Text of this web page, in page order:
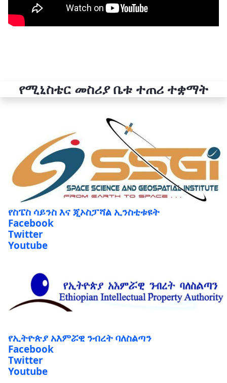
የሚኒስቴር መስሪያ ቤቱ ተጠሪ ተቋማት
የስፔስ ሳይንስ እና ጂኦስፓሻል ኢንስቲቱዩት
Facebook
Twitter
Youtube
የኢትዮጵያ አእምሯዊ ንብረት ባለስልጣን
Facebook
Twitter
Youtube